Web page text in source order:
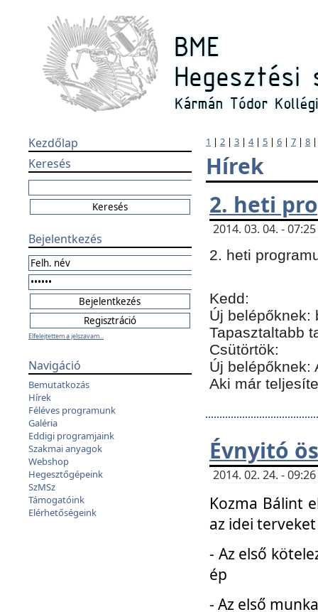
Kezdőlap
Keresés
Bejelentkezés
Elfelejtettem a jelszavam...
Navigáció
Bemutatkozás
Hírek
Féléves programunk
Galéria
Eddigi programjaink
Szakmai anyagok
Webshop
Hegesztőgépeink
SzMSz
Támogatóink
Elérhetőségeink
1 | 2 | 3 | 4| 5 | 6 | 7 | 8
Hírek
2. heti
2014. 03. 04. -
2. heti
Kedd:
Új belépőknek:
Tapasztaltabb
Csütörtök:
Új belépőknek:
Aki már
Évnyitó
2014. 02. 24. -
Kozma Bálint
az idei
- Az első
ép
- Az első